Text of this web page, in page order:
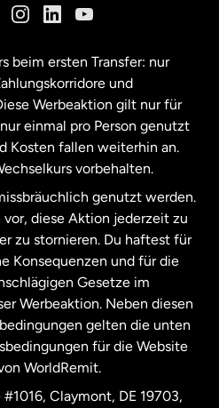
English
beim ersten Transfer: nur
und
Werbeaktion gilt nur für
einmal pro Person genutzt
Kosten fallen weiterhin an.
vorbehalten.
genutzt werden.
diese Aktion jederzeit zu
zu stornieren. Du haftest für
Konsequenzen und für die
Gesetze im
Werbeaktion. Neben diesen
gelten die unten
für die Website
WorldRemit.
Claymont, DE 19703,